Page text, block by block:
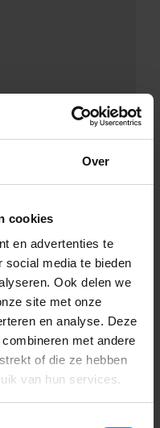
Over
cookies
en advertenties te
social media te bieden
Ook delen we
site met onze
en analyse. Deze
met andere
of die ze hebben
van hun services.
de bestelling,
tot en met
te